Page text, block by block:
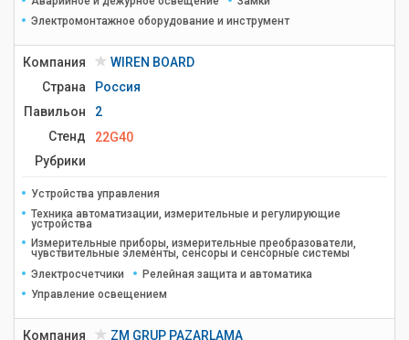
Электромонтажное оборудование и инструмент
Компания
WIREN BOARD
Страна
Россия
Павильон
2
Стенд
22G40
Рубрики
Устройства управления
Техника автоматизации, измерительные и регулирующие
устройства
Измерительные приборы, измерительные преобразователи,
чувствительные элементы, сенсоры и сенсорные системы
Электросчетчики
Релейная защита и автоматика
Управление освещением
Компания ZM GRUP PAZARLAMA